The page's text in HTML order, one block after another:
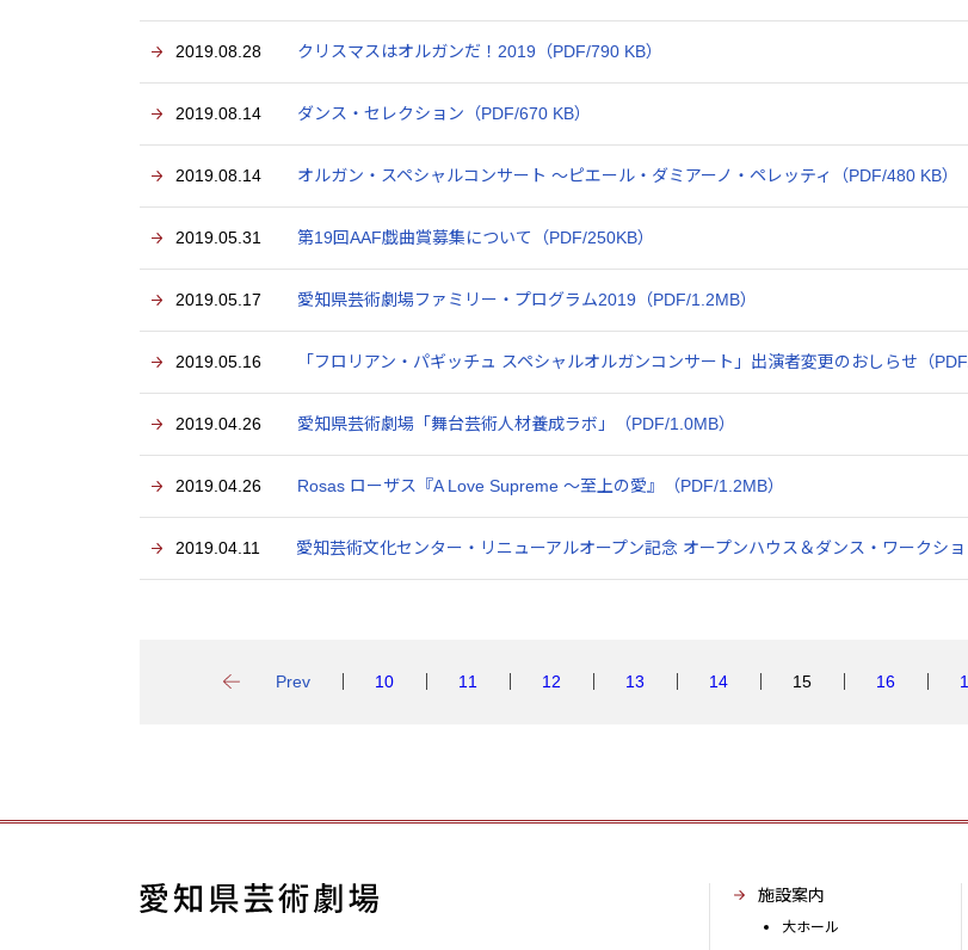
2019.08.28 クリスマスはオルガンだ！2019（PDF/790 KB）
2019.08.14 ダンス・セレクション（PDF/670 KB）
2019.08.14 オルガン・スペシャルコンサート ～ピエール・ダミアーノ・ペレッティ（PDF/480 KB）
2019.05.31 第19回AAF戯曲賞募集について（PDF/250KB）
2019.05.17 愛知県芸術劇場ファミリー・プログラム2019（PDF/1.2MB）
2019.05.16 「フロリアン・パギッチュ スペシャルオルガンコンサート」出演者変更のおしらせ（
2019.04.26 愛知県芸術劇場「舞台芸術人材養成ラボ」（PDF/1.0MB）
2019.04.26 Rosas ローザス『A Love Supreme ～至上の愛』（PDF/1.2MB）
2019.04.11 愛知芸術文化センター・リニューアルオープン記念 オープンハウス＆ダンス・ワークショ
Prev 10 11 12 13 14 15 16
施設案内
大ホール